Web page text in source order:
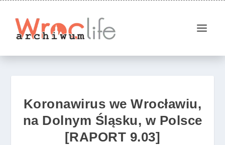
Koronawirus we Wrocławiu,
na Dolnym Śląsku, w Polsce
[RAPORT 9.03]